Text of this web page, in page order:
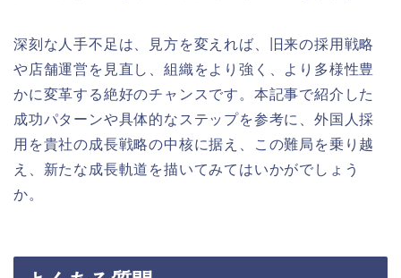
深刻な人手不足は、見方を変えれば、旧来の採用戦略
や店舗運営を見直し、組織をより強く、より多様性豊
かに変革する絶好のチャンスです。本記事で紹介した
成功パターンや具体的なステップを参考に、外国人採
用を貴社の成長戦略の中核に据え、この難局を乗り越
え、新たな成長軌道を描いてみてはいかがでしょう
か。